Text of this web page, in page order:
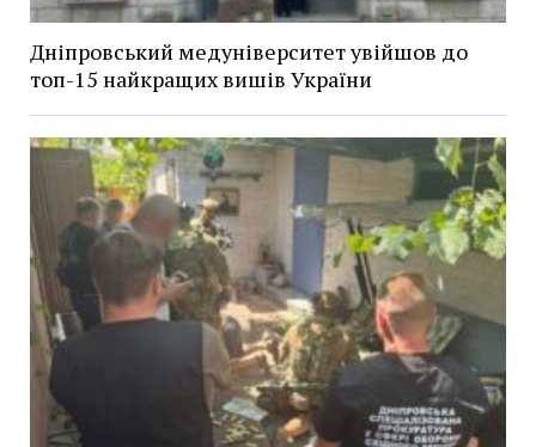
Дніпровський медуніверситет увійшов до
топ-15 найкращих вишів України